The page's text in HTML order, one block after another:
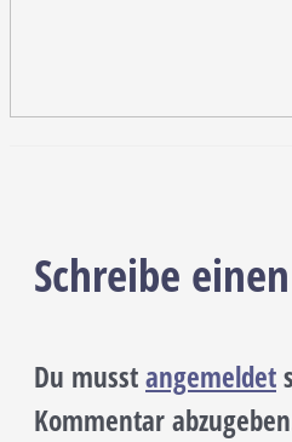
Schreibe
Du musstangemeldet
Kommentar